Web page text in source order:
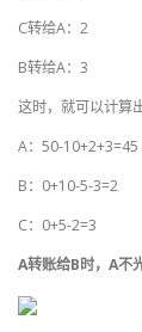
C转给A：2
B转给A：3
这时，就可以计算
A：50-10+2+3=45
B：0+10-5-3=2
C：0+5-2=3
A转账给B时，A不